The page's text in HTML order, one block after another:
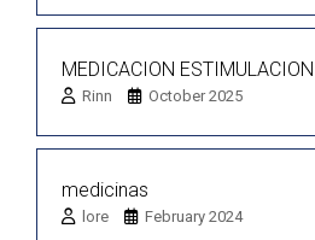
MEDICACION
Rinn October 2025
medicinas
lore February 2024